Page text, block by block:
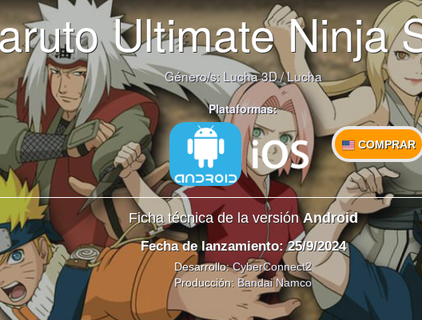
Ultimate Ninja
Género/s: Lucha 3D/Lucha
Plataformas:
COMPRAR
Ficha técnica de la versiónAndroid
Fecha de lanzamiento: 25/9/2024
Desarrollo:CyberConnect2
Producción: Bandai Namco